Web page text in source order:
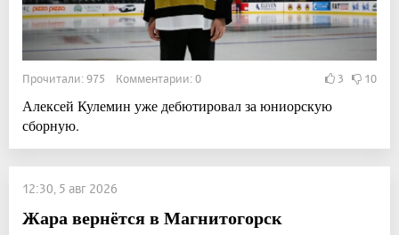
Прочитали: 975 Комментарии: 0 3 10
Алексей Кулемин уже дебютировал за юниорскую
сборную.
12:30, 5 авг 2026
Жара вернётся в Магнитогорск